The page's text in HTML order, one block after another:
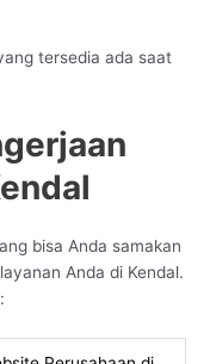
tersedia ada saat
bisa Anda samakan
Anda di Kendal.